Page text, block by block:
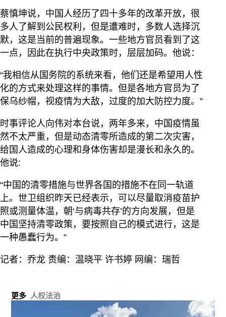
蔡慎坤说，中国人经历了四十多年的改革开放，很
多人了解到公民权利，但是遭难时，多数人选择沉
默，这是当前的普遍现象。一些地方官员看到了这
一点，因此在执行中央政策时，层层加码。他说：
“我相信从国务院的系统来看，他们还是希望用人性
化的方式来处理这样的事情。但是各地方官员为了
保乌纱帽，视疫情为大敌，过度的加大防控力度。”
时事评论人向伟对本台说，两年多来，中国疫情虽
然不太严重，但是动态清零所造成的第二次灾害，
给国人造成的心理和身体伤害却是漫长和永久的。
他说:
“中国的清零措施与世界各国的措施不在同一轨道
上。世卫组织昨天已经表示，可以尽量取消疫苗护
照或测量体温，朝‘与病毒共存’的方向发展，但是
中国坚持清零政策，要按照自己的模式进行，这是
一种愚蠢行为。”
记者：乔龙 责编：温晓平 许书婷 网编：瑞哲
更多 人权法治